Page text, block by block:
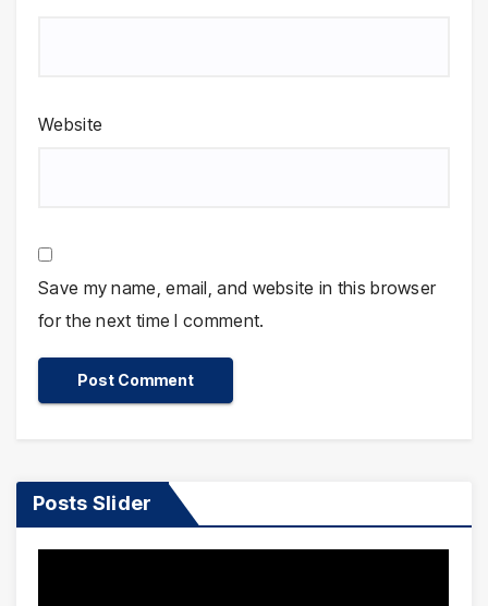
Website
Save my name, email, and website in this browser
for the next time I comment.
Posts Slider